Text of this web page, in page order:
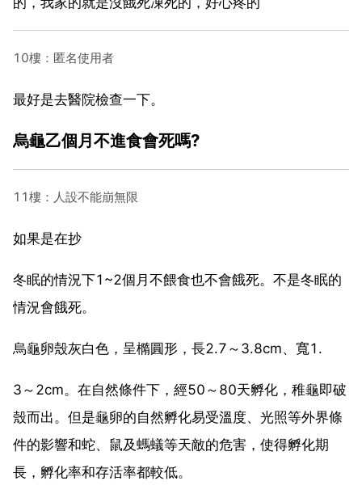
10樓：匿名使用者
最好是去醫院檢查一下。
烏龜乙個月不進食會死嗎?
11樓：人設不能崩無限
如果是在抄
冬眠的情況下1~2個月不餵食也不會餓死。不是冬眠的
情況會餓死。
烏龜卵殼灰白色，呈橢圓形，長2.7～3.8cm、寬1.
3～2cm。在自然條件下，經50～80天孵化，稚龜即破
殼而出。但是龜卵的自然孵化易受溫度、光照等外界條
件的影響和蛇、鼠及螞蟻等天敵的危害，使得孵化期
長，孵化率和存活率都較低。